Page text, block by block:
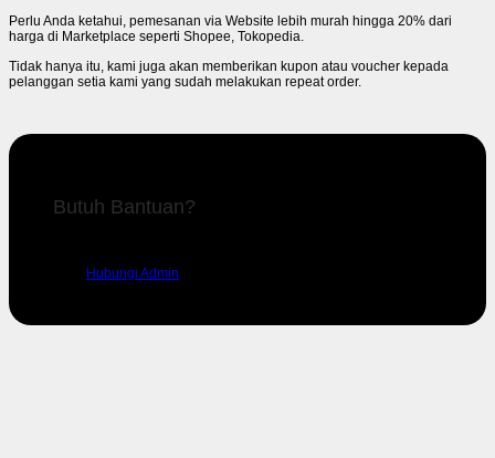
Perlu Anda ketahui, pemesanan via Website lebih murah hingga 20% dari
harga di Marketplace seperti Shopee, Tokopedia.
Tidak hanya itu, kami juga akan memberikan kupon atau voucher kepada
pelanggan setia kami yang sudah melakukan repeat order.
Butuh Bantuan?
Hubungi Admin